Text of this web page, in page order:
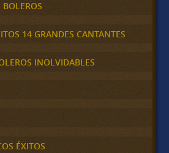
14 GRANDES CANTANTES
INOLVIDABLES
ÉXITOS